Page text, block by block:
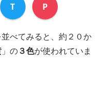
T P
べてみると、約２０か
」の３色が使われていま